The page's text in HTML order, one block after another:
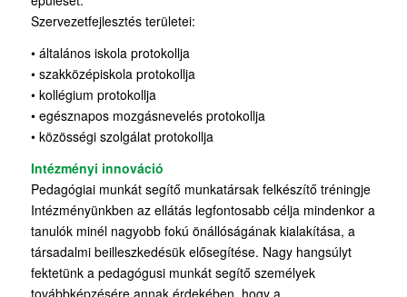
Szervezetfejlesztés területei:
• általános iskola protokollja
• szakközépiskola protokollja
• kollégium protokollja
• egésznapos mozgásnevelés protokollja
• közösségi szolgálat protokollja
Intézményi innováció
Pedagógiai munkát segítő munkatársak felkészítő tréningje
Intézményünkben az ellátás legfontosabb célja mindenkor a
tanulók minél nagyobb fokú önállóságának kialakítása, a
társadalmi beilleszkedésük elősegítése. Nagy hangsúlyt
fektetünk a pedagógusi munkát segítő személyek
továbbképzésére annak érdekében, hogy a